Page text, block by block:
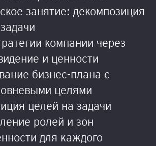
занятие: декомпозиция
компании через
и ценности
бизнес-плана с
целями
целей на задачи
ролей и зон
для каждого